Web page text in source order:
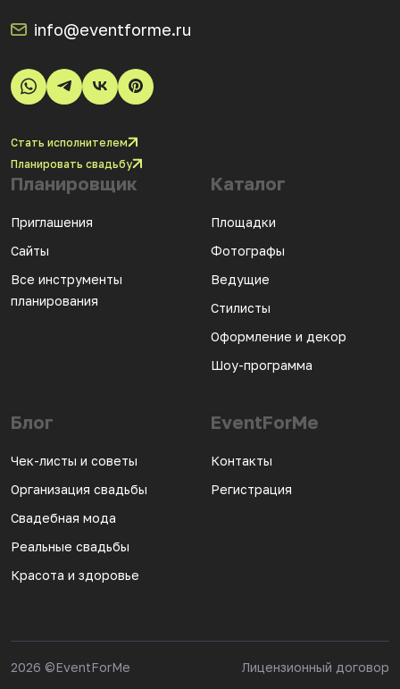
info@eventforme.ru
Стать исполнителем
Планировать свадьбу
Планировщик
Приглашения
Сайты
Все инструменты
планирования
Каталог
Площадки
Фотографы
Ведущие
Стилисты
Оформление и декор
Шоу-программа
Блог
Чек-листы и советы
Организация свадьбы
Свадебная мода
Реальные свадьбы
Красота и здоровье
EventForMe
Контакты
Регистрация
2026 ©EventForMe
Лицензионный договор